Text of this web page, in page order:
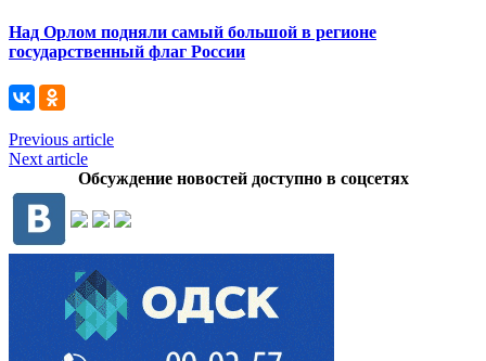
Над Орлом подняли самый большой в регионе
государственный флаг России
Previous article
Next article
Обсуждение новостей доступно в соцсетях